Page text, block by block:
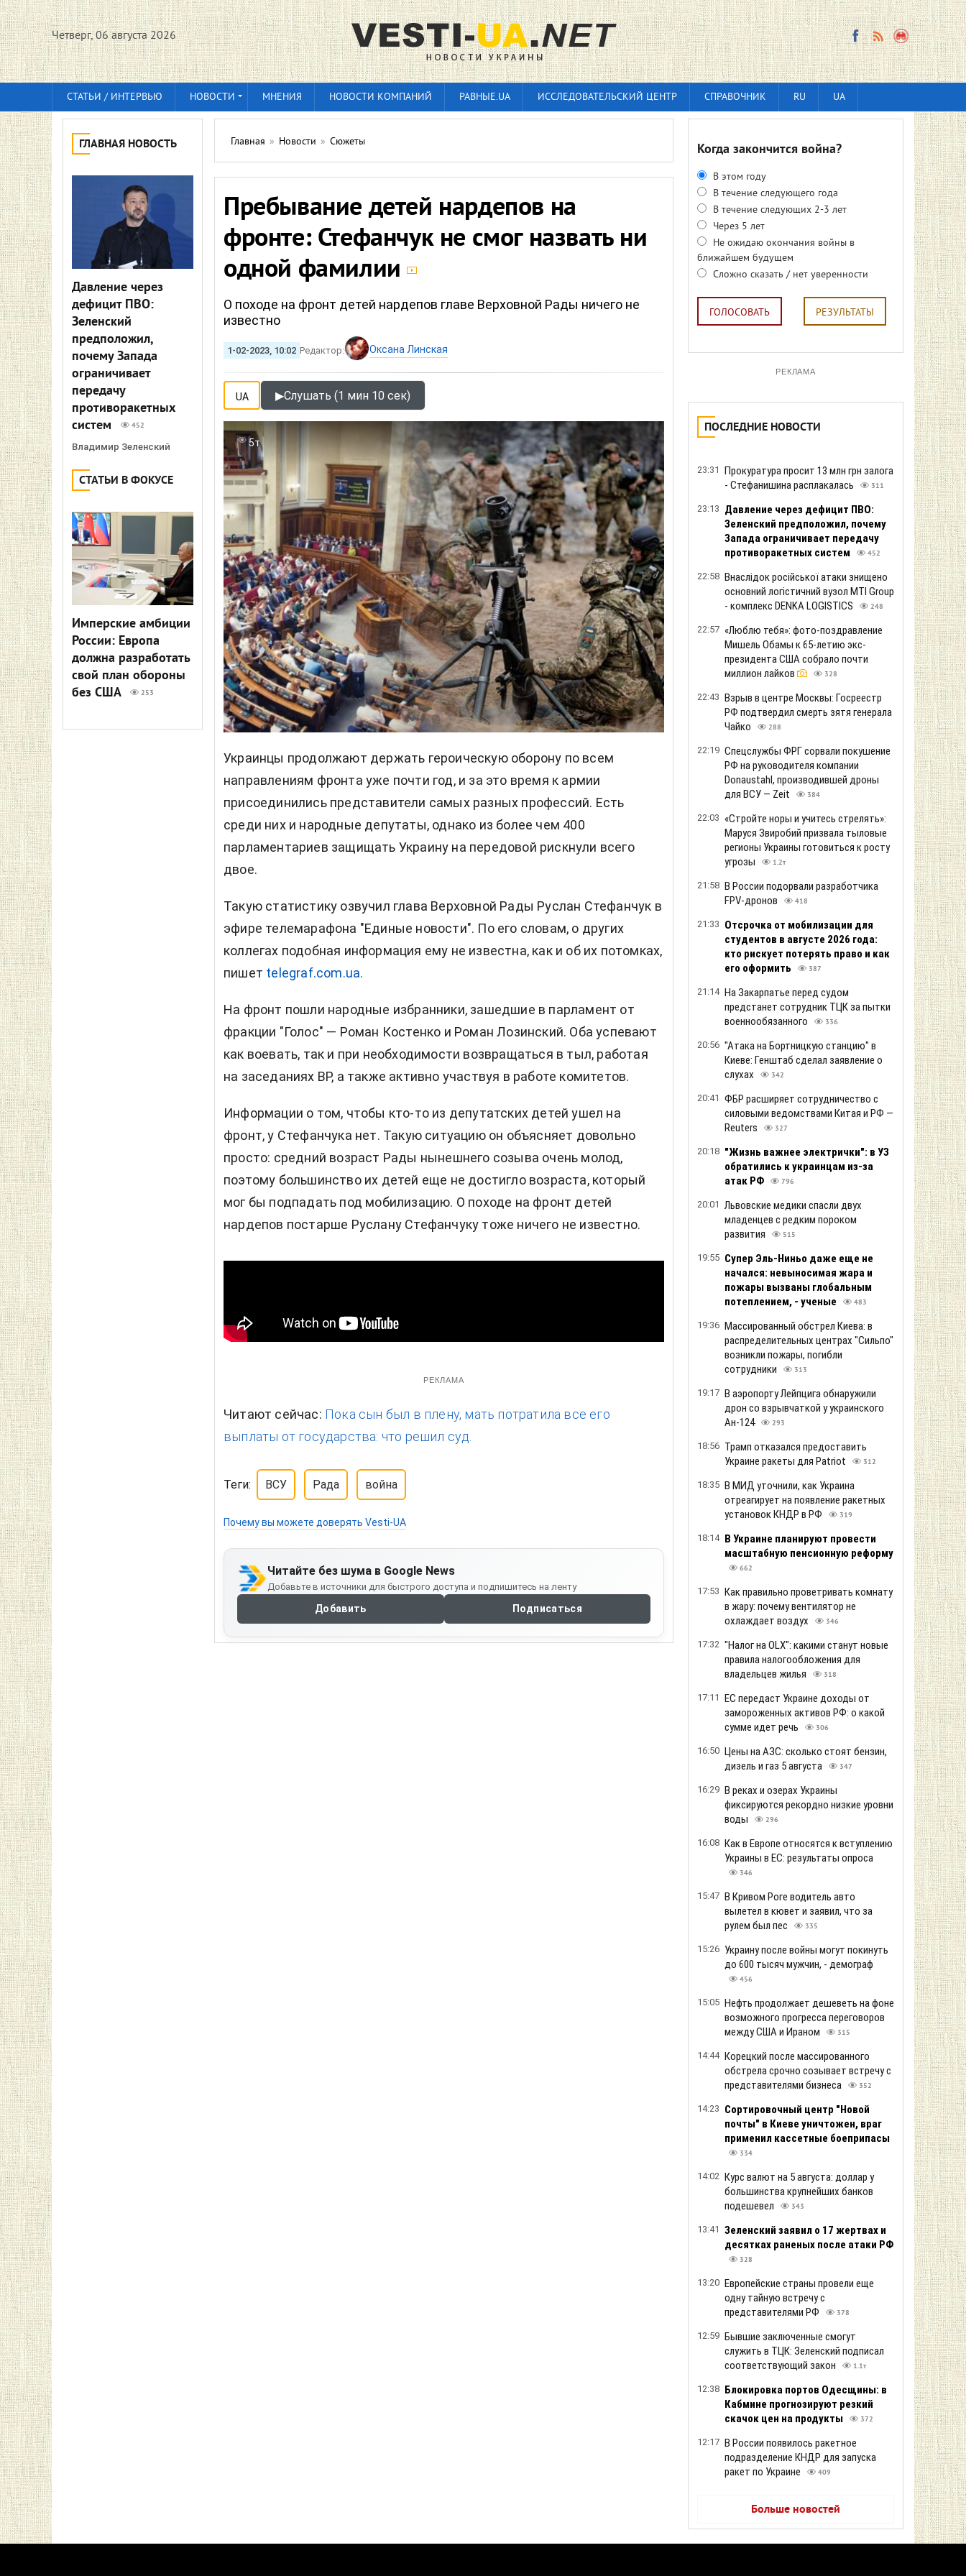
Четверг, 06 августа 2026
СТАТЬИ / ИНТЕРВЬЮ НОВОСТИ МНЕНИЯ НОВОСТИ КОМПАНИЙ РАВНЫЕ.UA ИССЛЕДОВАТЕЛЬСКИЙ ЦЕНТР СПРАВОЧНИК RU UA
ГЛАВНАЯ НОВОСТЬ
Давление через
дефицит ПВО:
Зеленский
предположил,
почему Запада
ограничивает
передачу
противоракетных
систем
452
Владимир Зеленский
СТАТЬИ В ФОКУСЕ
Имперские амбиции
России: Европа
должна разработать
свой план обороны
без США
253
Главная » Новости » Сюжеты
Пребывание детей нардепов на
фронте: Стефанчук не смог назвать ни
одной фамилии
О походе на фронт детей нардепов главе Верховной Рады ничего не
известно
1-02-2023, 10:02 Редактор: Оксана Линская
UA ▶Слушать (1 мин 10 сек)
5т
Украинцы продолжают держать героическую оборону по всем
направлениям фронта уже почти год, и за это время к армии
присоединились представители самых разных профессий. Есть
среди них и народные депутаты, однако из более чем 400
парламентариев защищать Украину на передовой рискнули всего
двое.
Такую статистику озвучил глава Верховной Рады Руслан Стефанчук в
эфире телемарафона "Единые новости". По его словам, о других
коллегах подобная информация ему не известна, как и об их потомках,
пишет telegraf.com.ua.
На фронт пошли народные избранники, зашедшие в парламент от
фракции "Голос" — Роман Костенко и Роман Лозинский. Оба успевают
как воевать, так и при необходимости возвращаться в тыл, работая
на заседаниях ВР, а также активно участвуя в работе комитетов.
Информации о том, чтобы кто-то из депутатских детей ушел на
фронт, у Стефанчука нет. Такую ситуацию он объясняет довольно
просто: средний возраст Рады нынешнего созыва очень молод,
поэтому большинство их детей еще не достигло возраста, который
мог бы подпадать под мобилизацию. О походе на фронт детей
нардепов постарше Руслану Стефанчуку тоже ничего не известно.
РЕКЛАМА
Читают сейчас: Пока сын был в плену, мать потратила все его
выплаты от государства: что решил суд.
Теги: ВСУ Рада война
Почему вы можете доверять Vesti-UA
Читайте без шума в Google News
Добавьте в источники для быстрого доступа и подпишитесь на ленту
Добавить Подписаться
Когда закончится война?
В этом году
В течение следующего года
В течение следующих 2-3 лет
Через 5 лет
Не ожидаю окончания войны в
ближайшем будущем
Сложно сказать / нет уверенности
ГОЛОСОВАТЬ РЕЗУЛЬТАТЫ
РЕКЛАМА
ПОСЛЕДНИЕ НОВОСТИ
23:31 Прокуратура просит 13 млн грн залога
- Стефанишина расплакалась
311
23:13 Давление через дефицит ПВО:
Зеленский предположил, почему
Запада ограничивает передачу
противоракетных систем
452
22:58 Внаслідок російської атаки знищено
основний логістичний вузол MTI Group
- комплекс DENKA LOGISTICS
248
22:57 «Люблю тебя»: фото-поздравление
Мишель Обамы к 65-летию экс-
президента США собрало почти
миллион лайков
328
22:43 Взрыв в центре Москвы: Госреестр
РФ подтвердил смерть зятя генерала
Чайко
288
22:19 Спецслужбы ФРГ сорвали покушение
РФ на руководителя компании
Donaustahl, производившей дроны
для ВСУ — Zeit
384
22:03 «Стройте норы и учитесь стрелять»:
Маруся Звиробий призвала тыловые
регионы Украины готовиться к росту
угрозы
1.2т
21:58 В России подорвали разработчика
FPV-дронов
418
21:33 Отсрочка от мобилизации для
студентов в августе 2026 года:
кто рискует потерять право и как
его оформить
387
21:14 На Закарпатье перед судом
предстанет сотрудник ТЦК за пытки
военнообязанного
336
20:56 "Атака на Бортницкую станцию" в
Киеве: Генштаб сделал заявление о
слухах
342
20:41 ФБР расширяет сотрудничество с
силовыми ведомствами Китая и РФ —
Reuters
327
20:18 "Жизнь важнее электрички": в УЗ
обратились к украинцам из-за
атак РФ
796
20:01 Львовские медики спасли двух
младенцев с редким пороком
развития
515
19:55 Супер Эль-Ниньо даже еще не
начался: невыносимая жара и
пожары вызваны глобальным
потеплением, - ученые
483
19:36 Массированный обстрел Киева: в
распределительных центрах "Сильпо"
возникли пожары, погибли
сотрудники
313
19:17 В аэропорту Лейпцига обнаружили
дрон со взрывчаткой у украинского
Ан-124
293
18:56 Трамп отказался предоставить
Украине ракеты для Patriot
312
18:35 В МИД уточнили, как Украина
отреагирует на появление ракетных
установок КНДР в РФ
319
18:14 В Украине планируют провести
масштабную пенсионную реформу
662
17:53 Как правильно проветривать комнату
в жару: почему вентилятор не
охлаждает воздух
346
17:32 "Налог на OLX": какими станут новые
правила налогообложения для
владельцев жилья
318
17:11 ЕС передаст Украине доходы от
замороженных активов РФ: о какой
сумме идет речь
306
16:50 Цены на АЗС: сколько стоят бензин,
дизель и газ 5 августа
347
16:29 В реках и озерах Украины
фиксируются рекордно низкие уровни
воды
296
16:08 Как в Европе относятся к вступлению
Украины в ЕС: результаты опроса
346
15:47 В Кривом Роге водитель авто
вылетел в кювет и заявил, что за
рулем был пес
335
15:26 Украину после войны могут покинуть
до 600 тысяч мужчин, - демограф
456
15:05 Нефть продолжает дешеветь на фоне
возможного прогресса переговоров
между США и Ираном
315
14:44 Корецкий после массированного
обстрела срочно созывает встречу с
представителями бизнеса
352
14:23 Сортировочный центр "Новой
почты" в Киеве уничтожен, враг
применил кассетные боеприпасы
334
14:02 Курс валют на 5 августа: доллар у
большинства крупнейших банков
подешевел
343
13:41 Зеленский заявил о 17 жертвах и
десятках раненых после атаки РФ
328
13:20 Европейские страны провели еще
одну тайную встречу с
представителями РФ
378
12:59 Бывшие заключенные смогут
служить в ТЦК: Зеленский подписал
соответствующий закон
1.1т
12:38 Блокировка портов Одесщины: в
Кабмине прогнозируют резкий
скачок цен на продукты
372
12:17 В России появилось ракетное
подразделение КНДР для запуска
ракет по Украине
409
Больше новостей